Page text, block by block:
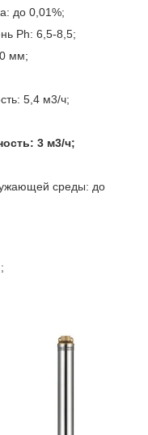
до 0,01%;
Ph: 6,5-8,5;
мм;
5,4 м3/ч;
3 м3/ч;
среды: до